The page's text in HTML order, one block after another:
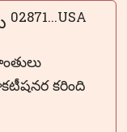
02871...USA
కరింది